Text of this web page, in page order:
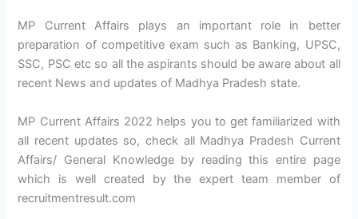
MP Current Affairs plays an important role in better
preparation of competitive exam such as Banking, UPSC,
SSC, PSC etc so all the aspirants should be aware about all
recent News and updates of Madhya Pradesh state.
MP Current Affairs 2022 helps you to get familiarized with
all recent updates so, check all Madhya Pradesh Current
Affairs/ General Knowledge by reading this entire page
which is well created by the expert team member of
recruitmentresult.com